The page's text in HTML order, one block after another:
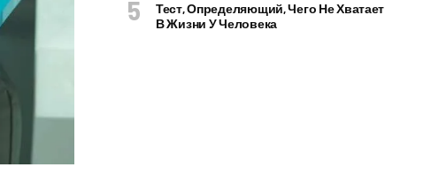
Тест, Определяющий, Чего Не Хватает
В Жизни У Человека